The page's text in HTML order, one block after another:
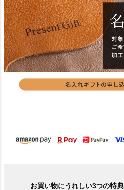
お買い物にうれしい3つの特典